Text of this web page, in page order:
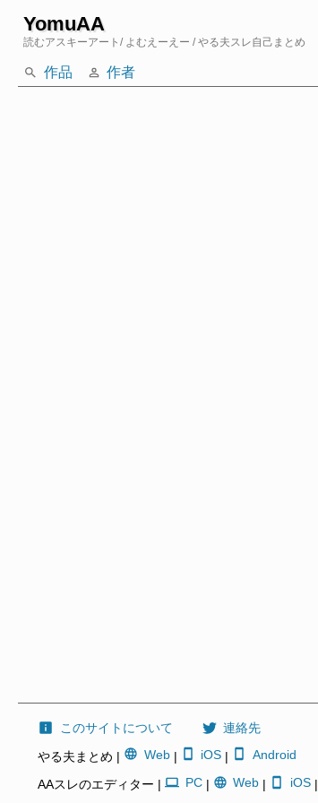
YomuAA
読むアスキーアート/ よむえーえー / やる夫スレ自己まとめ
作品 作者
このサイトについて
連絡先
やる夫まとめ |
Web| iOS | Android
AAスレのエディター | PC| Web | iOS|